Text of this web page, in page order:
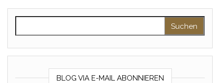
BLOG VIA E-MAIL ABONNIEREN